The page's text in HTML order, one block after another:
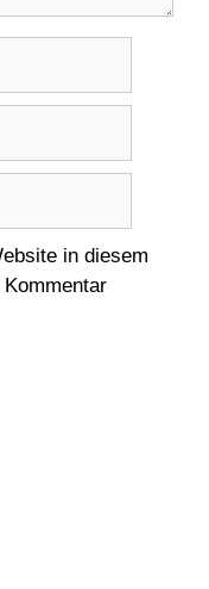
in diesem